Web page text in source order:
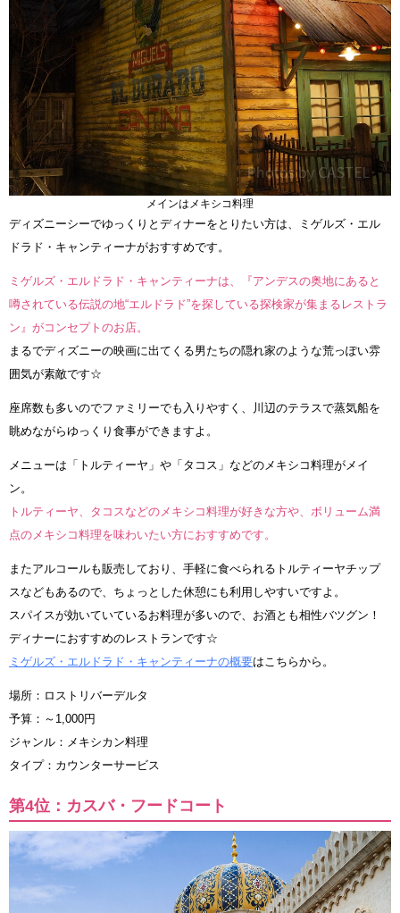
メインはメキシコ料理
ディズニーシーでゆっくりとディナーをとりたい方は、ミゲルズ・エル
ドラド・キャンティーナがおすすめです。
ミゲルズ・エルドラド・キャンティーナは、『アンデスの奥地にあると
噂されている伝説の地“エルドラド”を探している探検家が集まるレストラ
ン』がコンセプトのお店。
まるでディズニーの映画に出てくる男たちの隠れ家のような荒っぽい雰
囲気が素敵です☆
座席数も多いのでファミリーでも入りやすく、川辺のテラスで蒸気船を
眺めながらゆっくり食事ができますよ。
メニューは「トルティーヤ」や「タコス」などのメキシコ料理がメイ
ン。
トルティーヤ、タコスなどのメキシコ料理が好きな方や、ボリューム満
点のメキシコ料理を味わいたい方におすすめです。
またアルコールも販売しており、手軽に食べられるトルティーヤチップ
スなどもあるので、ちょっとした休憩にも利用しやすいですよ。
スパイスが効いていているお料理が多いので、お酒とも相性バツグン！
ディナーにおすすめのレストランです☆
ミゲルズ・エルドラド・キャンティーナの概要はこちらから。
場所：ロストリバーデルタ
予算：～1,000円
ジャンル：メキシカン料理
タイプ：カウンターサービス
第4位：カスバ・フードコート